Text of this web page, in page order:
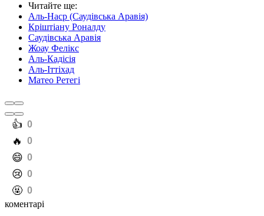
Читайте ще:
Аль-Наср (Саудівська Аравія)
Кріштіану Роналду
Саудівська Аравія
Жоау Фелікс
Аль-Кадісія
Аль-Іттіхад
Матео Ретегі
️👍 0
️🔥 0
️😄 0
️😢 0
️🤬 0
коментарі